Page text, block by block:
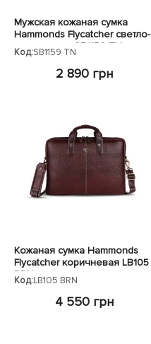
Мужская кожаная сумка
Hammonds Flycatcher светло-
коричневая SB1159 TN
Код:SB1159 TN
2 890 грн
Кожаная сумка Hammonds
Flycatcher коричневая LB105
BRN
Код:LB105 BRN
4 550 грн